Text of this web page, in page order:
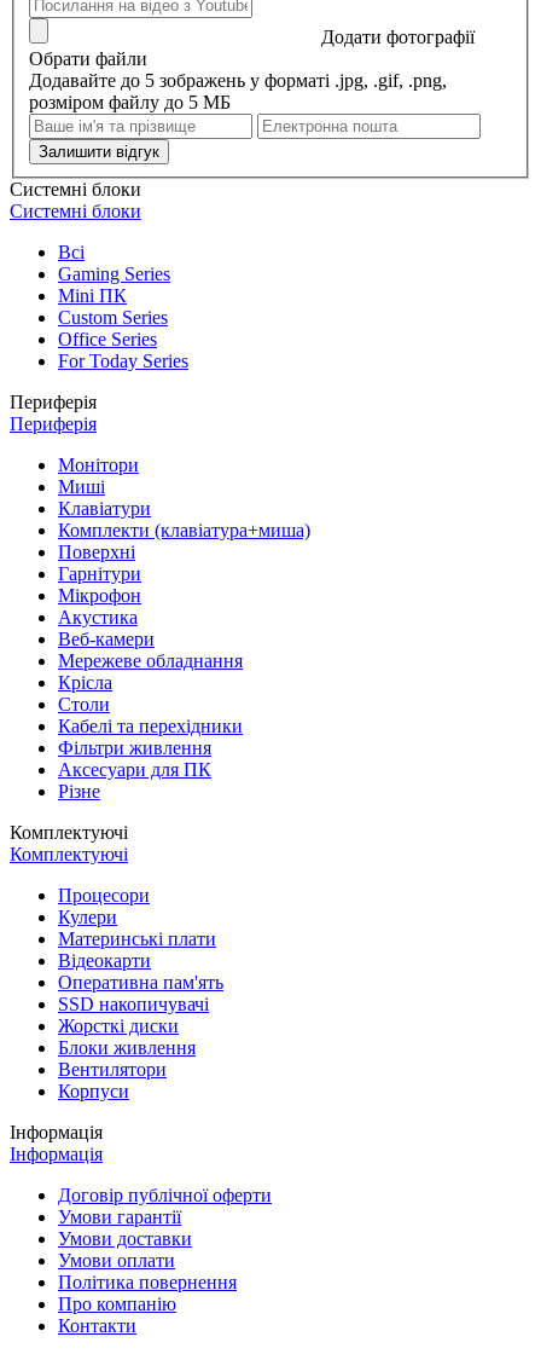
Додати фотографії
Обрати файли
Додавайте до 5 зображень у форматі .jpg, .gif, .png,
розміром файлу до 5 МБ
Залишити відгук
Системні блоки
Системні блоки
Всі
Gaming Series
Mini ПК
Custom Series
Office Series
For Today Series
Периферія
Периферія
Монітори
Миші
Клавіатури
Комплекти (клавіатура+миша)
Поверхні
Гарнітури
Мікрофон
Акустика
Веб-камери
Мережеве обладнання
Крісла
Столи
Кабелі та перехідники
Фільтри живлення
Аксесуари для ПК
Різне
Комплектуючі
Комплектуючі
Процесори
Кулери
Материнські плати
Відеокарти
Оперативна пам'ять
SSD накопичувачі
Жорсткі диски
Блоки живлення
Вентилятори
Корпуси
Інформація
Інформація
Договір публічної оферти
Умови гарантії
Умови доставки
Умови оплати
Політика повернення
Про компанію
Контакти